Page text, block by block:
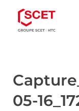
05-